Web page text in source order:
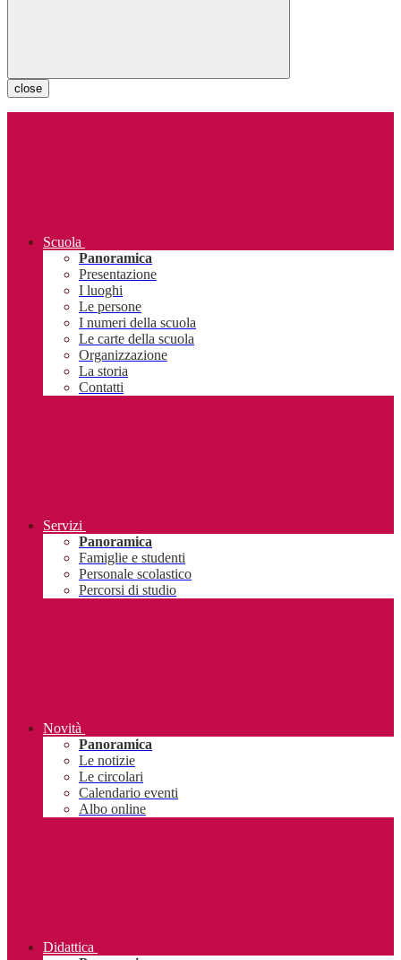
close
Scuola
Panoramica
Presentazione
I luoghi
Le persone
I numeri della scuola
Le carte della scuola
Organizzazione
La storia
Contatti
Servizi
Panoramica
Famiglie e studenti
Personale scolastico
Percorsi di studio
Novità
Panoramica
Le notizie
Le circolari
Calendario eventi
Albo online
Didattica